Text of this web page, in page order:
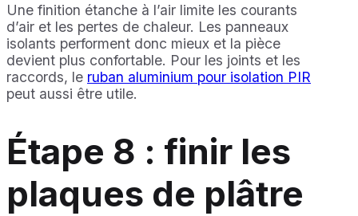
Une finition étanche à l’air limite les courants
d’air et les pertes de chaleur. Les panneaux
isolants performent donc mieux et la pièce
devient plus confortable. Pour les joints et les
raccords, le ruban aluminium pour isolation PIR
peut aussi être utile.
Étape 8 : finir les
plaques de plâtre